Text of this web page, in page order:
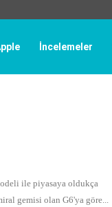
İncelemeler
ile piyasaya oldukça
gemisi olan G6'ya göre...